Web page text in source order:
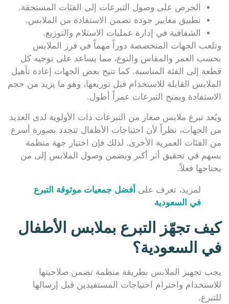
الحرص على وصول التبرعات إلى الفئات المستحقة.
تطبيق معايير جودة تضمن الاستفادة من الملابس.
الشفافية في إدارة عمليات الاستلام والتوزيع.
وتلعب الجهات المتخصصة دوراً مهماً في فرز الملابس
بحسب العمر والمقاس والنوع، مما يساعد على توجيه كل
قطعة إلى الفئة المناسبة. كما تتيح بعض الجهات إعادة تأهيل
الملابس القابلة للاستخدام قبل توزيعها، وهو ما يزيد من حجم
الاستفادة ويمنح التبرعات عمراً أطول.
ويُعد تبرع ملابس صغار من التبرعات ذات الأولوية لدى العديد
من الجهات، نظراً لأن احتياجات الأطفال تتجدد بصورة أسرع
من الفئات العمرية الأخرى. لذلك فإن اختيار جهة منظمة
يسهم في تحقيق أثر أكبر ويضمن وصول الملابس إلى من
يحتاجها فعلاً.
لمزيد، تعرف على أفضل جمعيات موثوقة التبرع
في السعودية
كيف تجهّز التبرع بملابس الأطفال
في السعودية؟
يجب تجهيز الملابس بطريقة منظمة تضمن صلاحيتها
للاستخدام واحترام احتياجات المستفيدين قبل إرسالها
للتبرع.